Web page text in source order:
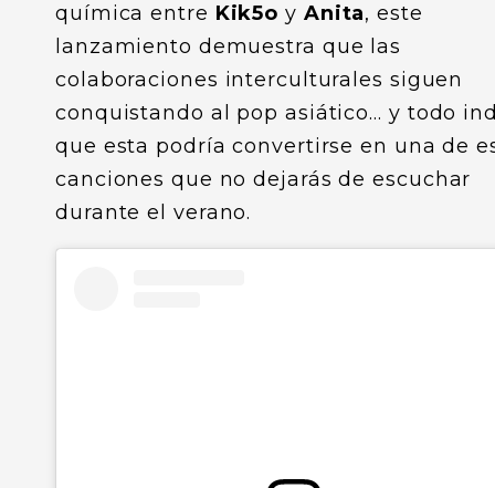
química entre Kik5o y Anita, este
lanzamiento demuestra que las
colaboraciones interculturales siguen
conquistando al pop asiático… y todo
que esta podría convertirse en una de
canciones que no dejarás de escuchar
durante el verano.